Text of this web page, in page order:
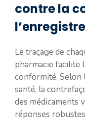
contre la
Le traçage de
pharmacie facilite
conformité. Selon
santé, la
des médicaments
réponses